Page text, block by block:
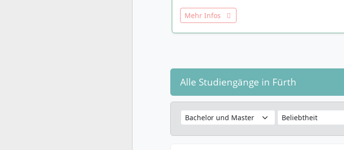
Mehr Infos
Alle Studiengänge in Fürth